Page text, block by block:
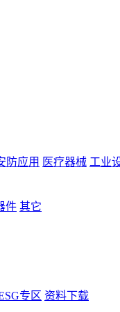
防应用 医疗器械 工业
件 其它
专区 资料下载